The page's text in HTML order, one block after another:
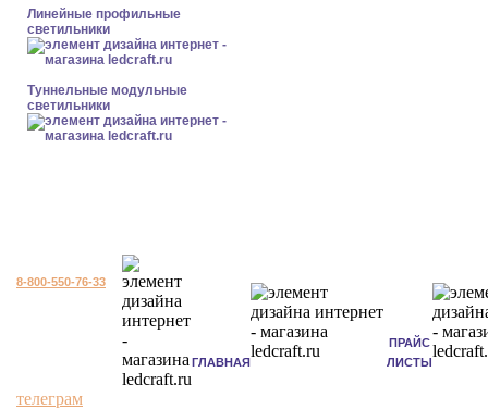
Линейные профильные
светильники
Туннельные модульные
светильники
8-800-550-76-33
ГЛАВНАЯ
ПРАЙС
ЛИСТЫ
телеграм